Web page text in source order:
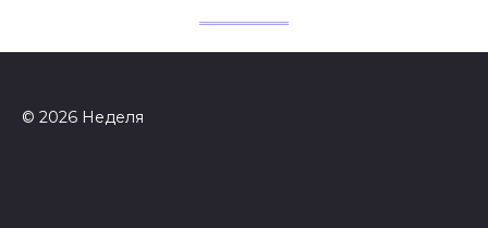
© 2026 Неделя